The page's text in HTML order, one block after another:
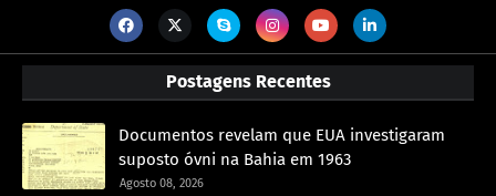
Postagens Recentes
Documentos revelam que EUA investigaram
suposto óvni na Bahia em 1963
Agosto 08, 2026